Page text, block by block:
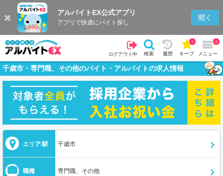
アルバイトEX公式アプリ
アプリで快適にバイト探し
開く
ログアウト中 検索 履歴 キープ
0
メニュー
0
千歳市・専門職、その他のバイト・アルバイトの求人情報
エリア/駅 千歳市
職種 専門職、その他